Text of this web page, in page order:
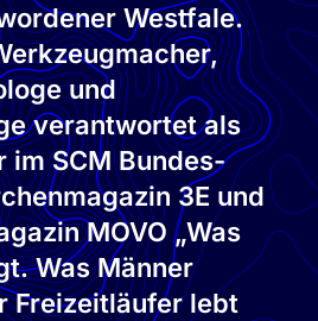
Westfale.
und
verantwortet als
im SCM Bundes-
3E und
MOVO „Was
Was Männer
Freizeitläufer lebt